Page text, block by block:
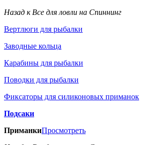
Назад к Все для ловли на Спиннинг
Вертлюги для рыбалки
Заводные кольца
Карабины для рыбалки
Поводки для рыбалки
Фиксаторы для силиконовых приманок
Подсаки
ПриманкиПросмотреть